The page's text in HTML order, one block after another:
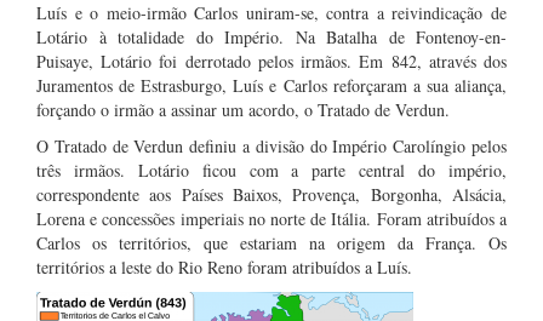
Luís e o meio-irmão Carlos uniram-se, contra a reivindicação de
Lotário à totalidade do Império. Na Batalha de Fontenoy-en-
Puisaye, Lotário foi derrotado pelos irmãos. Em 842, através dos
Juramentos de Estrasburgo, Luís e Carlos reforçaram a sua aliança,
forçando o irmão a assinar um acordo, o Tratado de Verdun.
O Tratado de Verdun definiu a divisão do Império Carolíngio pelos
três irmãos. Lotário ficou com a parte central do império,
correspondente aos Países Baixos, Provença, Borgonha, Alsácia,
Lorena e concessões imperiais no norte de Itália. Foram atribuídos a
Carlos os territórios, que estariam na origem da França. Os
territórios a leste do Rio Reno foram atribuídos a Luís.